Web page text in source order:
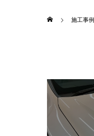
施工事例